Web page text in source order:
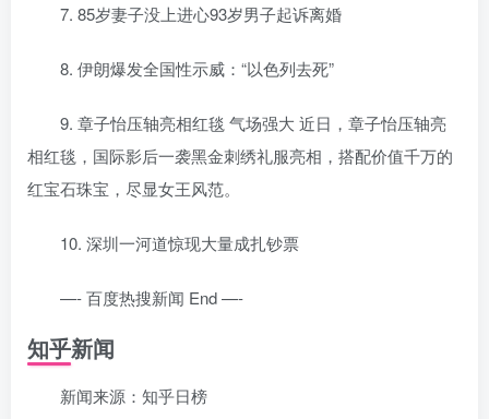
7. 85岁妻子没上进心93岁男子起诉离婚
8. 伊朗爆发全国性示威：“以色列去死”
9. 章子怡压轴亮相红毯 气场强大 近日，章子怡压轴亮
相红毯，国际影后一袭黑金刺绣礼服亮相，搭配价值千万的
红宝石珠宝，尽显女王风范。
10. 深圳一河道惊现大量成扎钞票
—- 百度热搜新闻 End —-
知乎新闻
新闻来源：知乎日榜